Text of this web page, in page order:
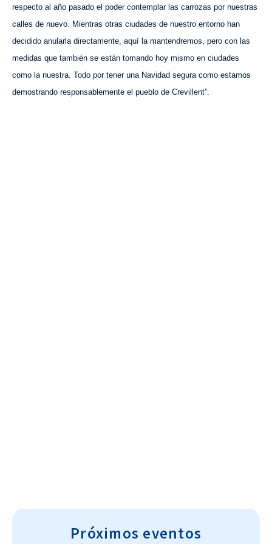
respecto al año pasado el poder contemplar las carrozas por nuestras
calles de nuevo. Mientras otras ciudades de nuestro entorno han
decidido anularla directamente, aquí la mantendremos, pero con las
medidas que también se están tomando hoy mismo en ciudades
como la nuestra. Todo por tener una Navidad segura como estamos
demostrando responsablemente el pueblo de Crevillent”.
Próximos eventos